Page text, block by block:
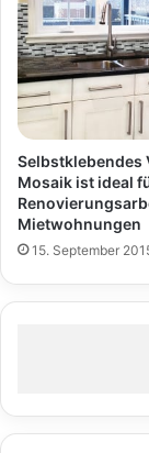
Selbstklebendes
Mosaik ist ideal
Mietwohnungen
15. September